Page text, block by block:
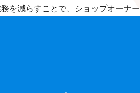
を減らすことで、ショップオーナ